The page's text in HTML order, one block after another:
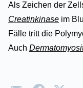
Als Zeichen der
Creatinkinase im
Fälle tritt die
Auch